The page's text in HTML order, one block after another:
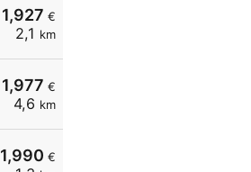
1,927 €
2,1 km
1,977 €
4,6 km
1,990 €